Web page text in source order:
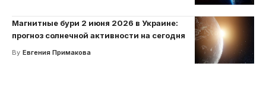
Магнитные бури 2 июня 2026 в Украине:
прогноз солнечной активности на сегодня
By Евгения Примакова